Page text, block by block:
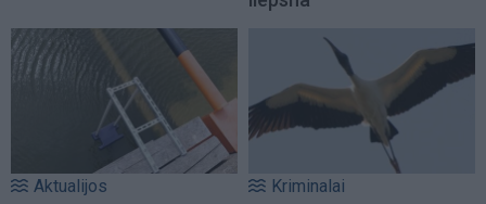
Aktualijos Kriminalai